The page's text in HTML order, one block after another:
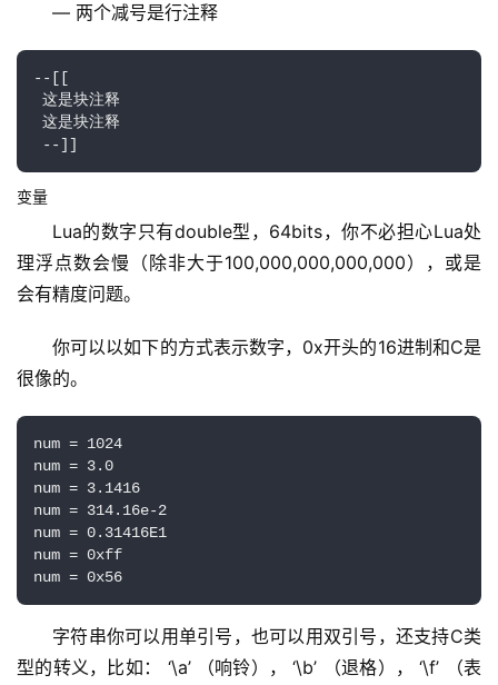
— 两个减号是行注释
--[[
这是块注释
这是块注释
--]]
变量
Lua的数字只有double型，64bits，你不必担心Lua处
理浮点数会慢（除非大于100,000,000,000,000），或是
会有精度问题。
你可以以如下的方式表示数字，0x开头的16进制和C是
很像的。
num = 1024
num = 3.0
num = 3.1416
num = 314.16e-2
num = 0.31416E1
num = 0xff
num = 0x56
字符串你可以用单引号，也可以用双引号，还支持C类
型的转义，比如： ‘\a’ （响铃）， ‘\b’ （退格）， ‘\f’ （表